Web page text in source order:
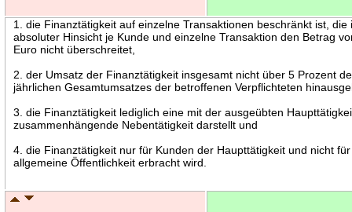
1. die Finanztätigkeit auf einzelne Transaktionen beschränkt ist, die
absoluter Hinsicht je Kunde und einzelne Transaktion den Betrag
Euro nicht überschreitet,
2. der Umsatz der Finanztätigkeit insgesamt nicht über 5 Prozent
jährlichen Gesamtumsatzes der betroffenen Verpflichteten
3. die Finanztätigkeit lediglich eine mit der ausgeübten
zusammenhängende Nebentätigkeit darstellt und
4. die Finanztätigkeit nur für Kunden der Haupttätigkeit und nicht
allgemeine Öffentlichkeit erbracht wird.